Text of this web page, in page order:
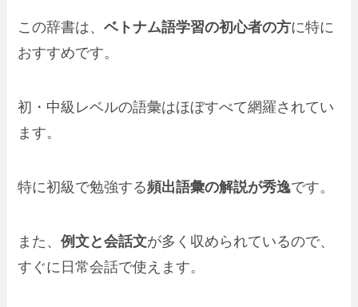
この辞書は、ベトナム語学習の初心者の方に特に
おすすめです。
初・中級レベルの語彙はほぼすべて網羅されてい
ます。
特に初級で勉強する頻出語彙の解説が秀逸です。
また、例文と会話文が多く収められているので、
すぐに日常会話で使えます。